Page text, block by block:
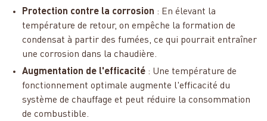
Protection contre la corrosion : En élevant la
température de retour, on empêche la formation de
condensat à partir des fumées, ce qui pourrait entraîner
une corrosion dans la chaudière.
Augmentation de l'efficacité : Une température de
fonctionnement optimale augmente l'efficacité du
système de chauffage et peut réduire la consommation
de combustible.